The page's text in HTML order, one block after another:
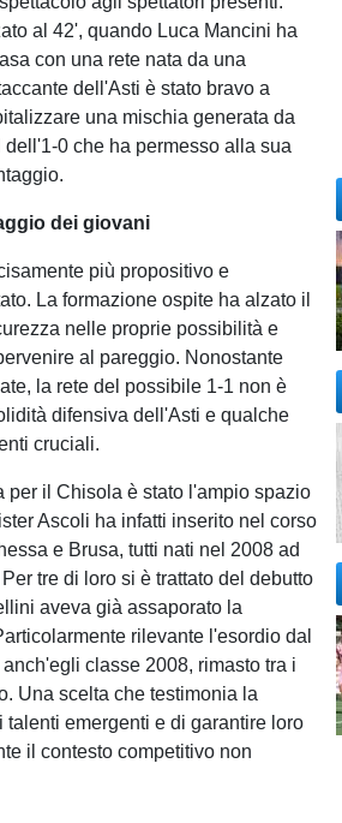
al 42', quando Luca Mancini ha
con una rete nata da una
dell'Asti è stato bravo a
una mischia generata da
0 che ha permesso alla sua
dei giovani
più propositivo e
La formazione ospite ha alzato il
nelle proprie possibilità e
al pareggio. Nonostante
la rete del possibile 1-1 non è
difensiva dell'Asti e qualche
cruciali.
per il Chisola è stato l'ampio spazio
Ascoli ha infatti inserito nel corso
e Brusa, tutti nati nel 2008 ad
tre di loro si è trattato del debutto
aveva già assaporato la
rilevante l'esordio dal
classe 2008, rimasto tra i
Una scelta che testimonia la
emergenti e di garantire loro
il contesto competitivo non